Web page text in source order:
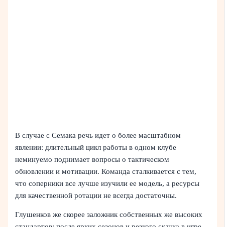
В случае с Семака речь идет о более масштабном
явлении: длительный цикл работы в одном клубе
неминуемо поднимает вопросы о тактическом
обновлении и мотивации. Команда сталкивается с тем,
что соперники все лучше изучили ее модель, а ресурсы
для качественной ротации не всегда достаточны.
Глушенков же скорее заложник собственных же высоких